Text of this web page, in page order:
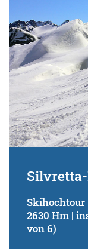
Skihochtour
2630 Hm |
von 6)